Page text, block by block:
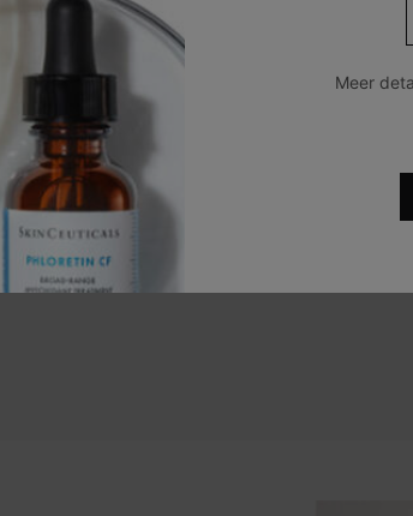
niet-
Als het product is
verkopers zoals
verantwoordelijkheid
door buiten ons
Meer